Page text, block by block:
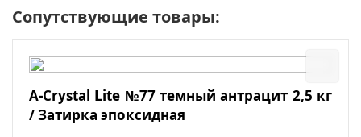
Сопутствующие товары:
A-Crystal Lite №77 темный антрацит 2,5 кг
/ Затирка эпоксидная